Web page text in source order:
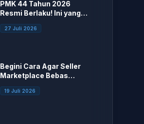
PMK 44 Tahun 2026
Resmi Berlaku! Ini yang
Berubah
27 Juli 2026
Begini Cara Agar Seller
Marketplace Bebas
Potong Pajak
19 Juli 2026